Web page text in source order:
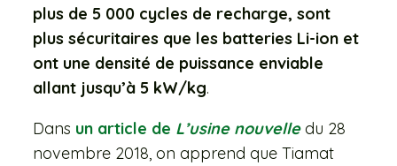
plus de 5 000 cycles de recharge, sont
plus sécuritaires que les batteries Li-ion et
ont une densité de puissance enviable
allant jusqu’à 5 kW/kg.
Dans un article de L’usine nouvelledu 28
novembre 2018, on apprend que Tiamat